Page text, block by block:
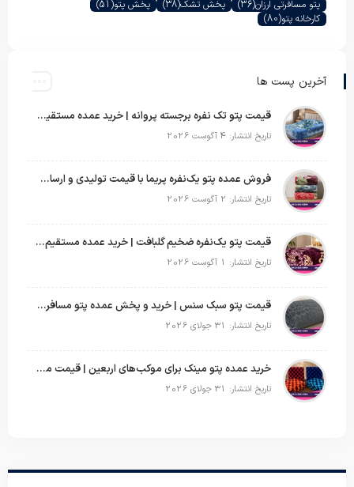
پتو مسافرتی ارزان(36) پخش تشک(38) پخش پتو(51)
کارخانه پتو(80)
آخرین پست ها
قیمت پتو تک نفره برجسته پروانه | خرید عمده مستقیم با بهترین قیمت بازار
تاریخ انتشار: 4 آگوست 2026
فروش عمده پتو یک‌نفره پریما با قیمت تولیدی و ارسال به سراسر کشور
تاریخ انتشار: 2 آگوست 2026
قیمت پتو یک‌نفره ضخیم گلبافت | خرید عمده مستقیم با بهترین قیمت
تاریخ انتشار: 1 آگوست 2026
قیمت پتو سبک سنس | خرید و پخش عمده پتو مسافرتی Sense
تاریخ انتشار: 31 جولای 2026
خرید عمده پتو مینک برای موکب‌های اربعین | قیمت مناسب و ارسال سریع
تاریخ انتشار: 31 جولای 2026